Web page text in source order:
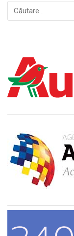
Caută
după: